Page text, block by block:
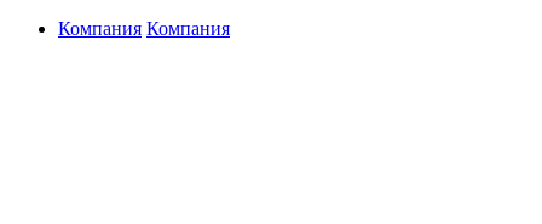
Компания Компания